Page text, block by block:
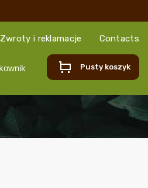
Zwroty i reklamacje Contacts
Pusty koszyk